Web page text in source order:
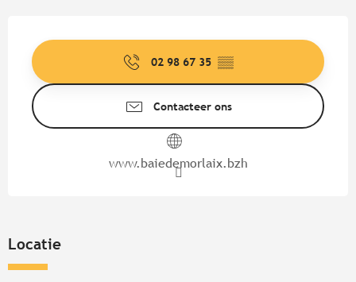
02 98 67 35 ▒▒
Contacteer ons
www.baiedemorlaix.bzh
Locatie